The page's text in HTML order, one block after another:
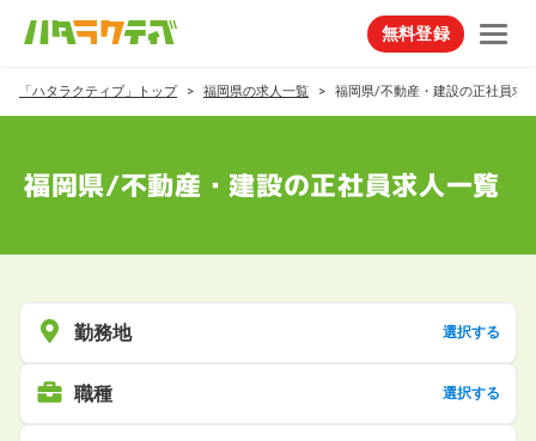
無料登録
「ハタラクティブ」トップ 福岡県の求人一覧 福岡県/不動産・建設の正社員求
福岡県/不動産・建設の正社員求人一覧
勤務地 選択する
職種 選択する